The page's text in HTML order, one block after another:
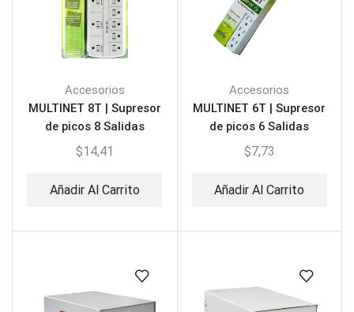
Accesorios
MULTINET 8T | Supresor
de picos 8 Salidas
$14,41
Añadir Al Carrito
Accesorios
MULTINET 6T | Supresor
de picos 6 Salidas
$7,73
Añadir Al Carrito